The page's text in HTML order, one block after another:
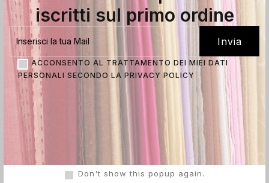
iscritti sul primo ordine
ACCONSENTO AL TRATTAMENTO DEI MIEI DATI
PERSONALI SECONDO LA PRIVACY POLICY
Don't show this popup again.
su cotone purissimo.
Questi accessori multiuso trascendono le stagioni: perfetti
come un leggero pareo
per esaltare la tua silhouette nelle
calde giornate estive, si trasformano con grazia in un
raffinatofoulardper aggiungere un tocco di esotismo e
calore ai tuoi outfit autunnali e invernali.
La ricchezza dei motivi ancestrali e i brillanti colori, sono
realizzati con cura e passione dagli artigiani di Jaipur,
rendono così, ogni pareo un’opera d’arte da indossare.
La morbidezza delcotone 100%accarezza la pelle,